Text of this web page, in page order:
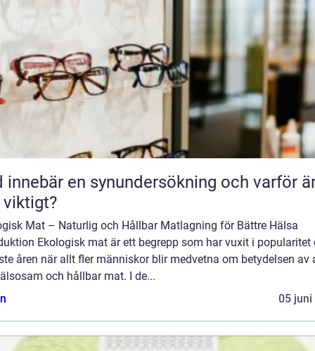
innebär en synundersökning och varför
Mat – Naturlig och Hållbar Matlagning för Bättre Hälsa
Ekologisk mat är ett begrepp som har vuxit i popularitet
åren när allt fler människor blir medvetna om betydelsen av
och hållbar mat. I de...
05 juni